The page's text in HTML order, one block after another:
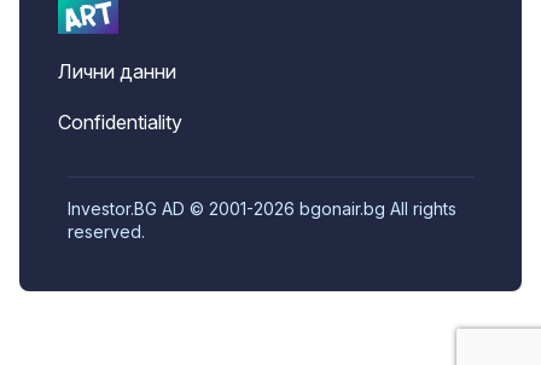
Лични данни
Confidentiality
Investor.BG AD © 2001-2026 bgonair.bg All rights
reserved.